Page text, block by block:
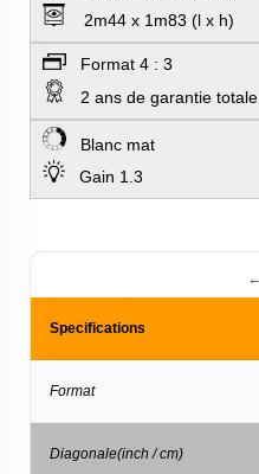
2m44 x 1m83 (l x h)
Format 4 : 3
2 ans de garantie totale
Blanc mat
Gain 1.3
Specifications
Format
Diagonale(inch / cm)